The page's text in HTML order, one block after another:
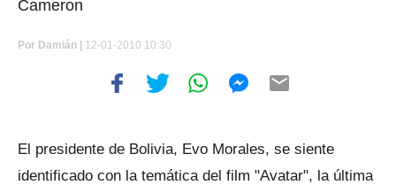
Cameron
Por Damián | 12-01-2010 10:30
El presidente de Bolivia, Evo Morales, se siente
identificado con la temática del film "Avatar", la última